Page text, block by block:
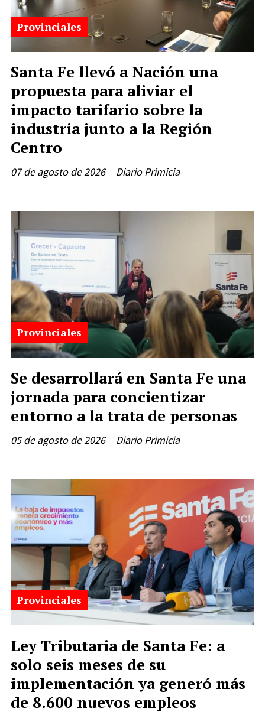
Santa Fe llevó a Nación una
propuesta para aliviar el
impacto tarifario sobre la
industria junto a la Región
Centro
Diario Primicia
Provinciales
07 de agosto de 2026
Se desarrollará en Santa Fe una
jornada para concientizar
entorno a la trata de personas
Diario Primicia
Provinciales
05 de agosto de 2026
Ley Tributaria de Santa Fe: a
solo seis meses de su
implementación ya generó más
de 8.600 nuevos empleos
Provinciales